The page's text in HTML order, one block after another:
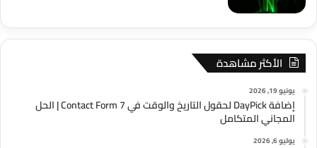
الأكثر مشاهدة
يونيو 19, 2026
إضافة DayPick لحقول التاريخ والوقت في Contact Form 7 | الحل
المجاني المتكامل
يوليو 6, 2026